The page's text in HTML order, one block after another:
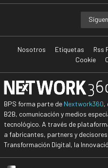
Nosotros Etiquetas Rss
Cookie
BPS forma parte de Nextwork360,
B2B, comunicación y medios
tecnológico. A través de
a fabricantes, partners y
Transformación Digital, la